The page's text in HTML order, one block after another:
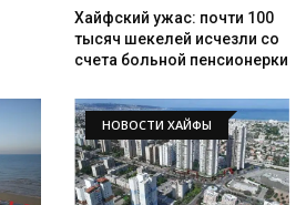
Хайфский ужас: почти 100
тысяч шекелей исчезли со
счета больной пенсионерки
НОВОСТИ ХАЙФЫ